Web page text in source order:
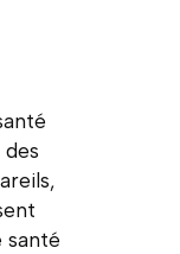
santé